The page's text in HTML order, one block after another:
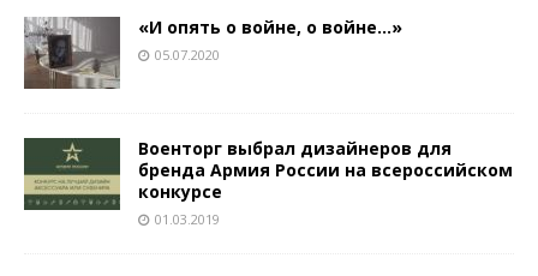
«И опять о войне, о войне…»
05.07.2020
Военторг выбрал дизайнеров для
бренда Армия России на всероссийском
конкурсе
01.03.2019